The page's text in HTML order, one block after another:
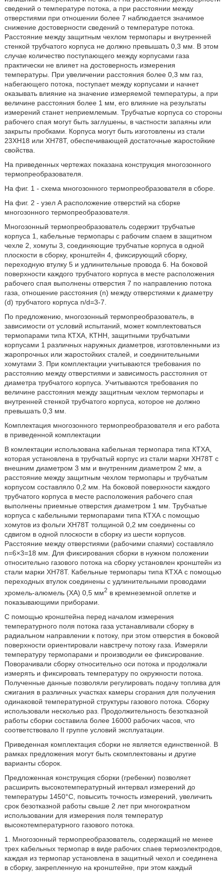
сведений о температуре потока, а при расстоянии между
отверстиями при отношении более 7 наблюдается значимое
снижение достоверности сведений о температуре потока.
Расстояние между защитным чехлом термопары и внутренней
стенкой трубчатого корпуса не должно превышать 0,3 мм. В этом
случае количество поступающего между корпусами газа
практически не влияет на достоверность измерения
температуры. При увеличении расстояния более 0,3 мм газ,
набегающего потока, поступает между корпусами и начнет
оказывать влияние на значение измеряемой температуры, а при
величине расстояния более 1 мм, его влияние на результаты
измерений станет неприемлемым. Трубчатые корпуса со стороны
рабочего спая могут быть заглушены, в частности запаяны или
закрыты пробками. Корпуса могут быть изготовлены из стали
23ХН18 или ХН78Т, обеспечивающей достаточные жаростойкие
свойства.
На приведенных чертежах показана конструкция многозонного
термопреобразователя.
На фиг. 1 - схема многозонного термопреобразователя в сборе.
На фиг. 2 - узел А расположение отверстий на сборке
многозонного термопреобразователя.
Многозонный термопреобразователь содержит трубчатые
корпуса 1, кабельные термопары с рабочим спаем в защитном
чехле 2, хомуты 3, соединяющие трубчатые корпуса в одной
плоскости в сборку, кронштейн 4, фиксирующий сборку,
переходную втулку 5 и удлинительные провода 6. На боковой
поверхности каждого трубчатого корпуса в месте расположения
рабочего спая выполнены отверстия 7 по направлению потока
газа, отношение расстояния (n) между отверстиями к диаметру
(d) трубчатого корпуса n/d=3-7.
По предложению, многозонный термопреобразователь, в
зависимости от условий испытаний, может комплектоваться
термопарами типа КТХА, КТНН, защитными трубчатыми
корпусами 1 различных наружных диаметров, изготовленными из
жаропрочных или жаростойких сталей, и соединительными
хомутами 3. При комплектации учитываются требования по
расстоянию между отверстиями и зависимость расстояния от
диаметра трубчатого корпуса. Учитываются требования по
величине расстояния между защитным чехлом термопары и
внутренней стенкой трубчатого корпуса, которое не должно
превышать 0,3 мм.
Комплектация многозонного термопреобразователя и его работа
в приведенной комплектации
В комлектации использована кабельная термопара типа КТХА,
которая установлена в трубчатый корпус из стали марки ХН78Т с
внешним диаметром 3 мм и внутренним диаметром 2 мм, а
расстояние между защитным чехлом термопары и трубчатым
корпусом составляло 0,2 мм. На боковой поверхности каждого
трубчатого корпуса в месте расположения рабочего спая
выполнены приемные отверстия диаметром 1 мм. Трубчатые
корпуса с кабельными термопарами типа КТХА с помощью
хомутов из фольги ХН78Т толщиной 0,2 мм соединены со
сдвигом в одной плоскости в сборку из шести корпусов.
Расстояние между отверстиями (рабочими спаями) составляло
n=6×3=18 мм. Для фиксирования сборки в нужном положении
относительно газового потока на сборку установлен кронштейн из
стали марки ХН78Т. Кабельные термопары типа КТХА с помощью
переходных втулок соединены с удлинительными проводами
хромель-алюмель (ХА) 0,5 мм2 в кремнеземной оплетке и
показывающими приборами.
С помощью кронштейна перед началом измерения
температурного поля потока газа устанавливали сборку в
радиальном направлении к потоку, при этом отверстия в боковой
поверхности ориентировали навстречу потоку газа. Измеряли
температуру термопарами и производили ее фиксирование.
Поворачивали сборку относительно оси потока и продолжали
измерять и фиксировать температуру по окружности потока.
Полученные данные позволяли регулировать подачу топлива для
сжигания в различных участках камеры сгорания для получения
одинаковой температурной структуры газового потока. Сборку
использовали несколько раз. Продолжительность безотказной
работы сборки составила более 16000 рабочих часов, что
соответствовало II группе условий эксплуатации.
Приведенная комплектация сборки не является единственной. В
рамках предложения могут быть скомплектованы и другие
варианты сборок.
Предложенная конструкция сборки (гребенки) позволяет
расширить высокотемпературный интервал измерений до
температуры 1450°С, повысить точность измерений, увеличить
срок безотказной работы свыше 2 лет при многократном
использовании для измерения поля температур
высокотемпературного газового потока.
1. Многозонный термопреобразователь, содержащий не менее
трех кабельных термопар в виде рабочих спаев термоэлектродов,
каждая из термопар установлена в защитный чехол и соединена
в сборку, закрепленную на кронштейне, при этом каждый